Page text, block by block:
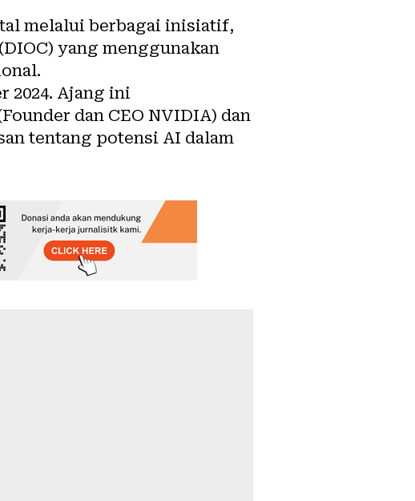
melalui berbagai inisiatif,
yang menggunakan
2024. Ajang ini
dan CEO NVIDIA) dan
tentang potensi AI dalam